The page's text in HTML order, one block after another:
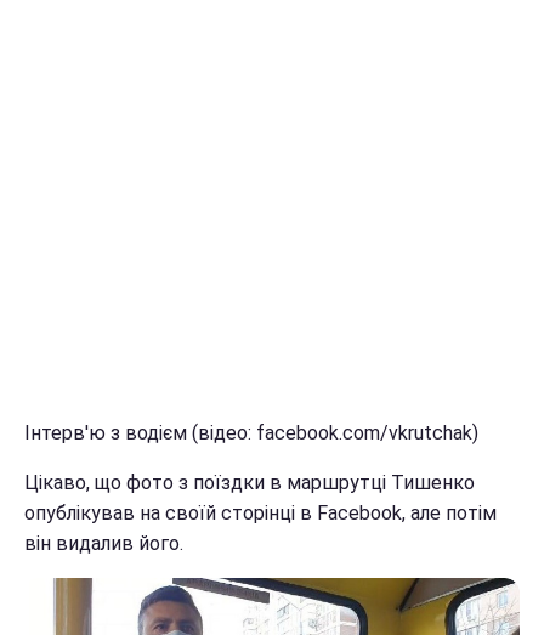
Інтерв'ю з водієм (відео: facebook.com/vkrutchak)
Цікаво, що фото з поїздки в маршрутці Тишенко
опублікував на своїй сторінці в Facebook, але потім
він видалив його.